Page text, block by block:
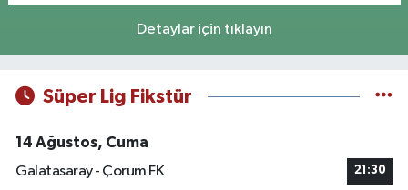
Detaylar için tıklayın
Süper Lig Fikstür
14 Ağustos, Cuma
Galatasaray - Çorum FK
21:30